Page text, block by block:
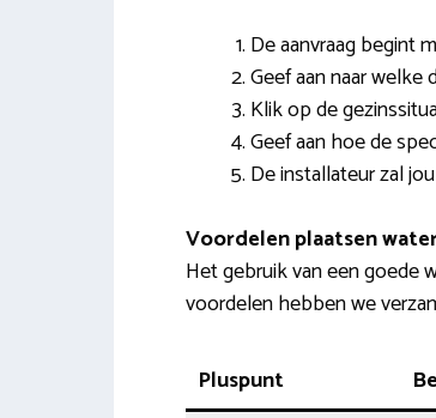
De aanvraag begint
Geef aan naar welke
Klik op de
Geef aan hoe de
De installateur zal
Voordelen plaatsen
Het gebruik van een goede
voordelen hebben we
Pluspunt